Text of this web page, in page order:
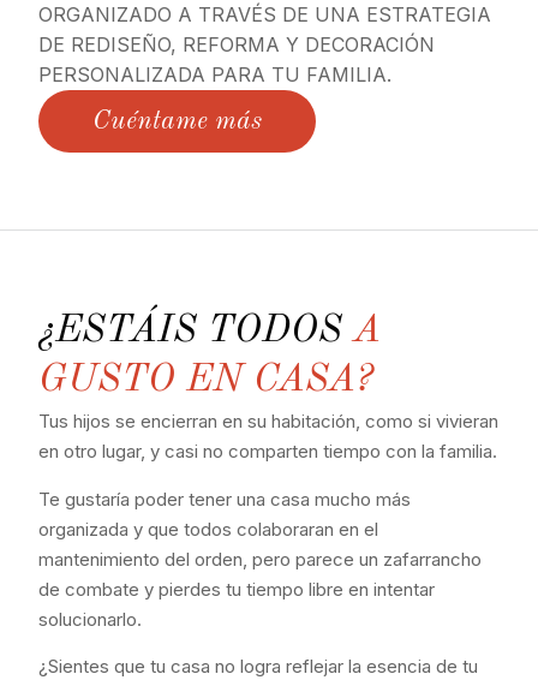
ORGANIZADO A TRAVÉS DE UNA ESTRATEGIA
DE REDISEÑO, REFORMA Y DECORACIÓN
PERSONALIZADA PARA TU FAMILIA.
Cuéntame más
¿ESTÁIS TODOSA
GUSTO EN CASA?
Tus hijos se encierran en su habitación, como si vivieran
en otro lugar, y casi no comparten tiempo con la familia.
Te gustaría poder tener una casa mucho más
organizada y que todos colaboraran en el
mantenimiento del orden, pero parece un zafarrancho
de combate y pierdes tu tiempo libre en intentar
solucionarlo.
¿Sientes que tu casa no logra reflejar la esencia de tu